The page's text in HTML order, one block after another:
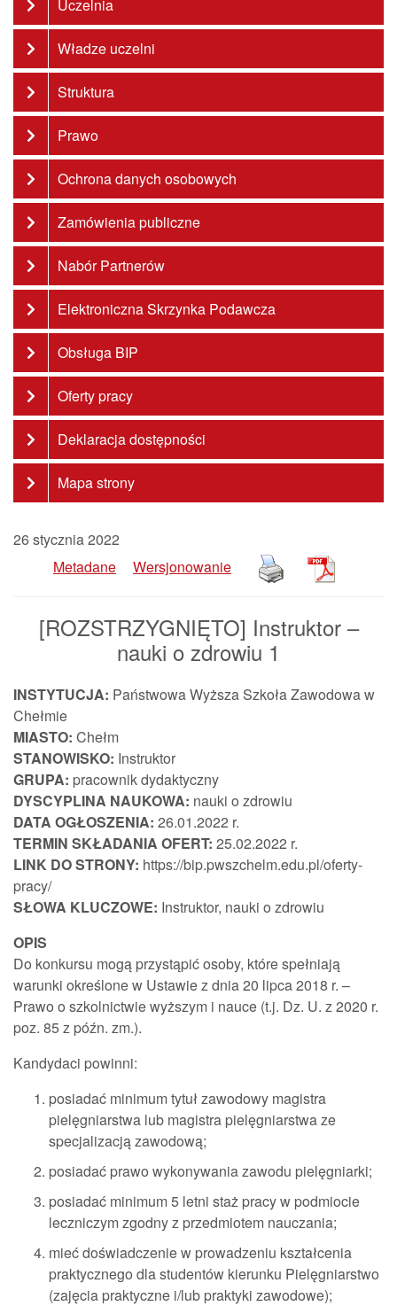
Uczelnia
Władze uczelni
Struktura
Prawo
Ochrona danych osobowych
Zamówienia publiczne
Nabór Partnerów
Elektroniczna Skrzynka Podawcza
Obsługa BIP
Oferty pracy
Deklaracja dostępności
Mapa strony
26 stycznia 2022
Metadane
Wersjonowanie
[ROZSTRZYGNIĘTO] Instruktor –
nauki o zdrowiu 1
INSTYTUCJA: Państwowa Wyższa Szkoła Zawodowa w
Chełmie
MIASTO: Chełm
STANOWISKO: Instruktor
GRUPA: pracownik dydaktyczny
DYSCYPLINA NAUKOWA: nauki o zdrowiu
DATA OGŁOSZENIA: 26.01.2022 r.
TERMIN SKŁADANIA OFERT: 25.02.2022 r.
LINK DO STRONY: https://bip.pwszchelm.edu.pl/oferty-
pracy/
SŁOWA KLUCZOWE: Instruktor, nauki o zdrowiu
OPIS
Do konkursu mogą przystąpić osoby, które spełniają
warunki określone w Ustawie z dnia 20 lipca 2018 r. –
Prawo o szkolnictwie wyższym i nauce (t.j. Dz. U. z 2020 r.
poz. 85 z późn. zm.).
Kandydaci powinni:
posiadać minimum tytuł zawodowy magistra
pielęgniarstwa lub magistra pielęgniarstwa ze
specjalizacją zawodową;
posiadać prawo wykonywania zawodu pielęgniarki;
posiadać minimum 5 letni staż pracy w podmiocie
leczniczym zgodny z przedmiotem nauczania;
mieć doświadczenie w prowadzeniu kształcenia
praktycznego dla studentów kierunku Pielęgniarstwo
(zajęcia praktyczne i/lub praktyki zawodowe);